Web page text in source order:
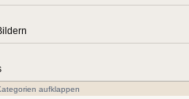
aufklappen